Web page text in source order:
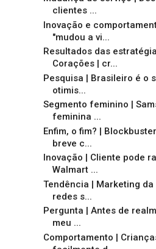
clientes ...
Inovação e
"mudou a vi...
Resultados das
Corações | cr...
Pesquisa | Brasileiro é o
otimis...
Segmento feminino |
feminina ...
Enfim, o fim? |
breve c...
Inovação | Cliente pode
Walmart ...
Tendência | Marketing
redes s...
Pergunta | Antes de
meu ...
Comportamento |